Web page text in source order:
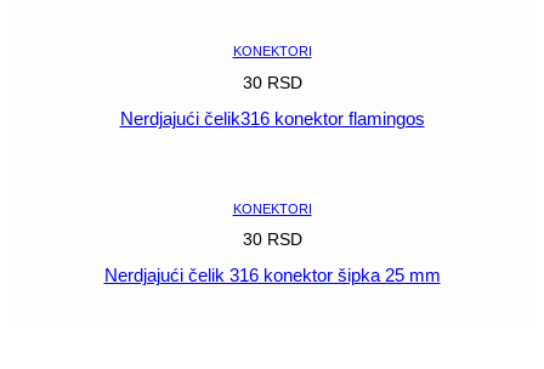
KONEKTORI
30 RSD
Nerdjajući čelik316 konektor flamingos
KONEKTORI
30 RSD
Nerdjajući čelik 316 konektor šipka 25 mm